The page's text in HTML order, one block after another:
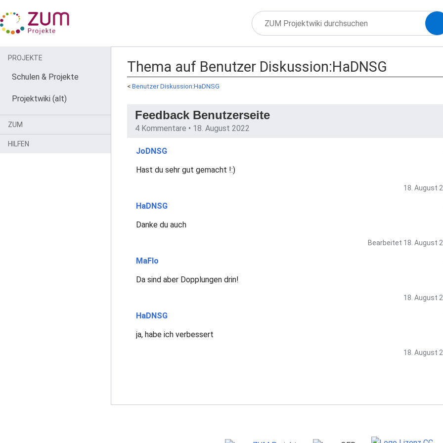
Thema auf Benutzer Diskussion:HaDNSG
< Benutzer Diskussion:HaDNSG
Feedback Benutzerseite
4 Kommentare • 18. August 2022
JoDNSG
Hast du sehr gut gemacht !:)
18. August
HaDNSG
Danke du auch
Bearbeitet 18. August
MaFlo
Da sind aber Dopplungen drin!
18. August
HaDNSG
ja, habe ich verbessert
18. August
PROJEKTE
Schulen & Projekte
Projektwiki (alt)
ZUM
HILFEN